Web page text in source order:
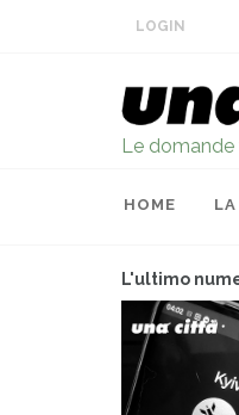
LOGIN
Le
HOME
L'ultimo